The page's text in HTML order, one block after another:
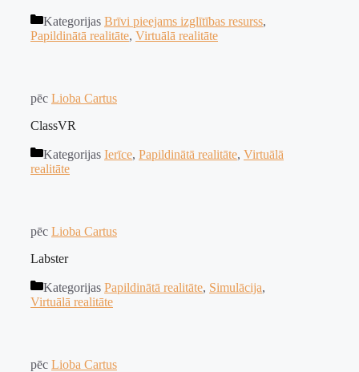
Kategorijas Brīvi pieejams izglītības resurss,
Papildinātā realitāte, Virtuālā realitāte
pēc Lioba Cartus
ClassVR
Kategorijas Ierīce, Papildinātā realitāte, Virtuālā
realitāte
pēc Lioba Cartus
Labster
Kategorijas Papildinātā realitāte, Simulācija,
Virtuālā realitāte
pēc Lioba Cartus